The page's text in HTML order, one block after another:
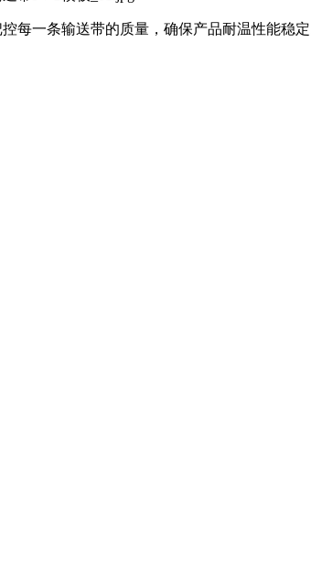
每一条输送带的质量，确保产品耐温性能稳